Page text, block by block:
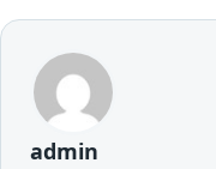
admin